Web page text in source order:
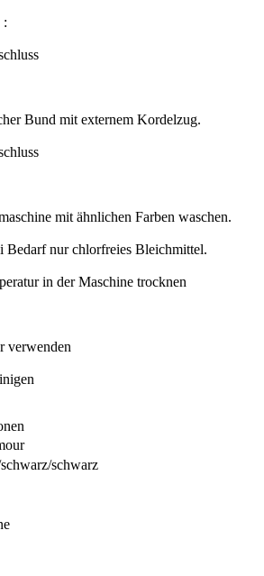
:
Bund mit externem Kordelzug.
mit ähnlichen Farben waschen.
Bedarf nur chlorfreies Bleichmittel.
in der Maschine trocknen
verwenden
schwarz